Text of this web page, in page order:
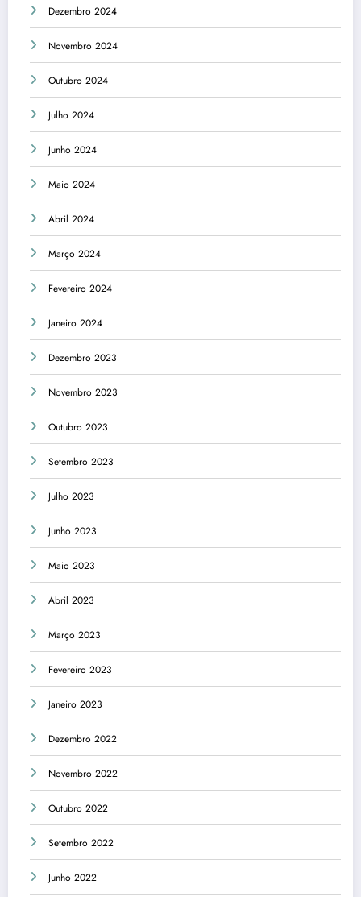
Dezembro 2024
Novembro 2024
Outubro 2024
Julho 2024
Junho 2024
Maio 2024
Abril 2024
Março 2024
Fevereiro 2024
Janeiro 2024
Dezembro 2023
Novembro 2023
Outubro 2023
Setembro 2023
Julho 2023
Junho 2023
Maio 2023
Abril 2023
Março 2023
Fevereiro 2023
Janeiro 2023
Dezembro 2022
Novembro 2022
Outubro 2022
Setembro 2022
Junho 2022